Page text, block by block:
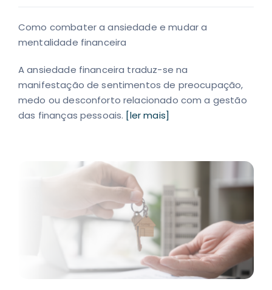
Como combater a ansiedade e mudar a
mentalidade financeira
A ansiedade financeira traduz-se na
manifestação de sentimentos de preocupação,
medo ou desconforto relacionado com a gestão
das finanças pessoais. [ler mais]